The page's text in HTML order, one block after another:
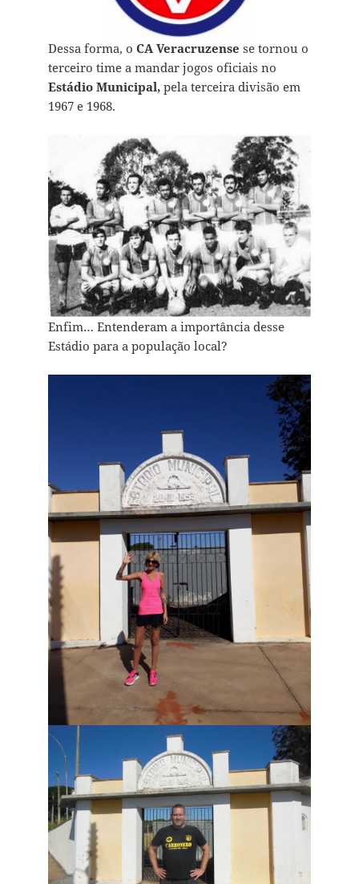
Dessa forma, o CA Veracruzense se tornou o
terceiro time a mandar jogos oficiais no
Estádio Municipal,pela terceira divisão em
1967 e 1968.
Enfim… Entenderam a importância desse
Estádio para a população local?